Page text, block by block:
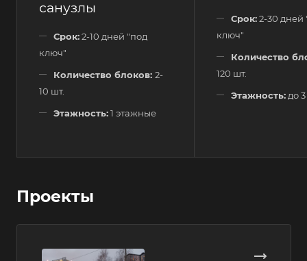
санузлы
Срок:2-10 дней "под
ключ"
Количество блоков: 2-
10 шт.
Этажность:1 этажные
Срок:2-30 дней
ключ"
Количество
120 шт.
Этажность: до
Проекты